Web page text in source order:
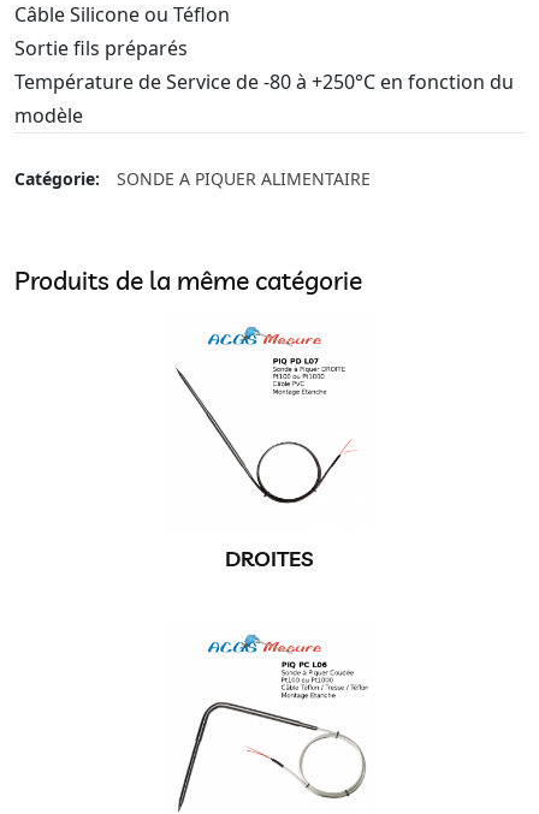
Câble Silicone ou Téflon
Sortie fils préparés
Température de Service de -80 à +250°C en fonction du
modèle
Catégorie: SONDE A PIQUER ALIMENTAIRE
Produits de la même catégorie
DROITES